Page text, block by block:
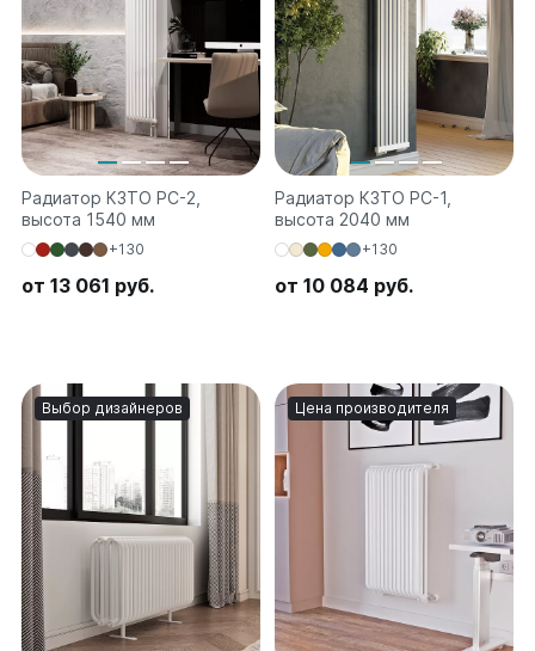
Радиатор КЗТО РС-2,
высота 1540 мм
+130
от 13 061 руб.
Радиатор КЗТО РС-1,
высота 2040 мм
+130
от 10 084 руб.
Выбор дизайнеров Цена производителя